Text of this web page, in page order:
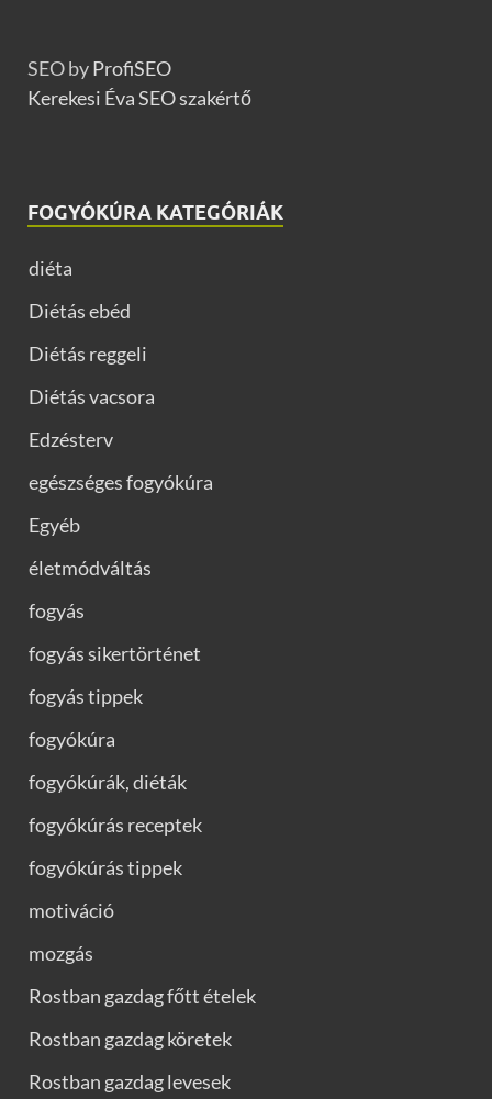
SEO byProfiSEO
Kerekesi Éva SEO szakértő
FOGYÓKÚRA KATEGÓRIÁK
diéta
Diétás ebéd
Diétás reggeli
Diétás vacsora
Edzésterv
egészséges fogyókúra
Egyéb
életmódváltás
fogyás
fogyás sikertörténet
fogyás tippek
fogyókúra
fogyókúrák, diéták
fogyókúrás receptek
fogyókúrás tippek
motiváció
mozgás
Rostban gazdag főtt ételek
Rostban gazdag köretek
Rostban gazdag levesek